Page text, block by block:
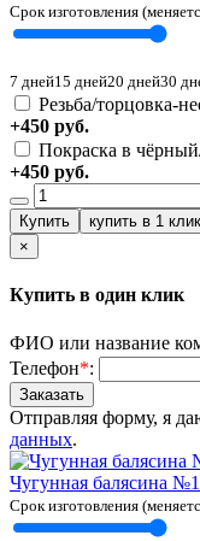
Срок изготовления
7 дней15 дней20 дней30
Резьба/торцовка-
+450 руб.
Покраска в
+450 руб.
×
Купить в один клик
ФИО или название
Телефон*:
Отправляя форму, я
данных.
Чугунная балясина №1
Срок изготовления